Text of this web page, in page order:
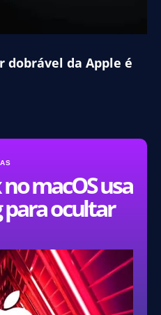
macOS usa
ocultar
dobrável da Apple é